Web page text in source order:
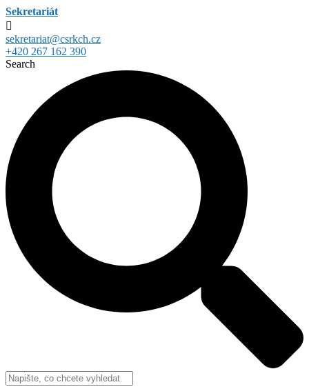
Sekretariát
sekretariat@csrkch.cz
+420 267 162 390
Search